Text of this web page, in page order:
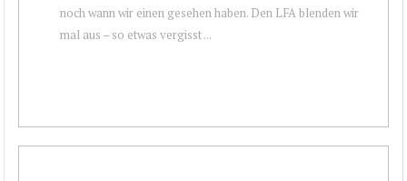
noch wann wir einen gesehen haben. Den LFA blenden wir
mal aus – so etwas vergisst ...